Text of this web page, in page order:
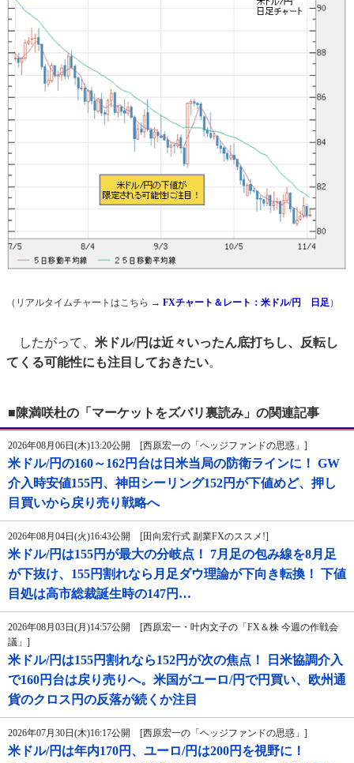
（リアルタイムチャートはこちら → FXチャート＆レート：米ドル/円 日足）
したがって、 米ドル/円は近々いったん底打ちし、反転し
てくる可能性にも注目しておきたい。
■陳満咲杜の「マーケットをズバリ裏読み」の関連記事
2026年08月06日(木)13:20公開 [西原宏一の「ヘッジファンドの思惑」]
米ドル/円の160～162円台は日米当局の防衛ラインに！ GW
介入時安値155円、神田シーリング152円が下値めど、押し
目買いから戻り売り戦略へ
2026年08月04日(火)16:43公開 [田向宏行式 副業FXのススメ!]
米ドル/円は155円が最大の分岐点！ 7月足の包み線を8月足
が下抜け、155円割れなら月足ダウ理論が下向き転換！ 下値
目処は高市総裁誕生時の147円…
2026年08月03日(月)14:57公開 [西原宏一・叶内文子の「FX＆株 今週の作戦会
議」]
米ドル/円は155円割れなら152円が次の焦点！ 日米協調介入
で160円台は戻り売りへ。米国がユーロ/円で円買い、欧州通
貨のクロス円の反落が続くか注目
2026年07月30日(木)16:17公開 [西原宏一の「ヘッジファンドの思惑」]
米ドル/円は年内170円、ユーロ/円は200円を視野に！